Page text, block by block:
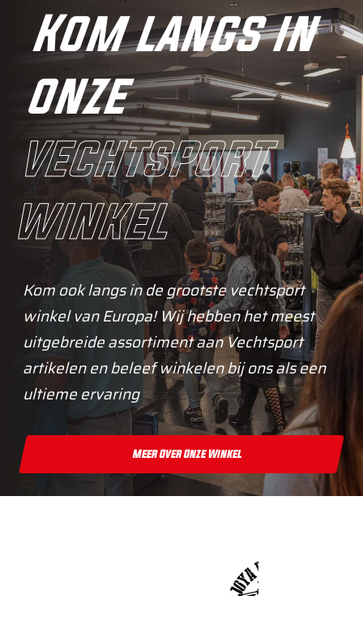
Kom langs in
onze
vechtsport
winkel
Kom ook langs in de grootste vechtsport
winkel van Europa! Wij hebben het meest
uitgebreide assortiment aan Vechtsport
artikelen en beleef winkelen bij ons als een
ultieme ervaring
Meer Over Onze Winkel